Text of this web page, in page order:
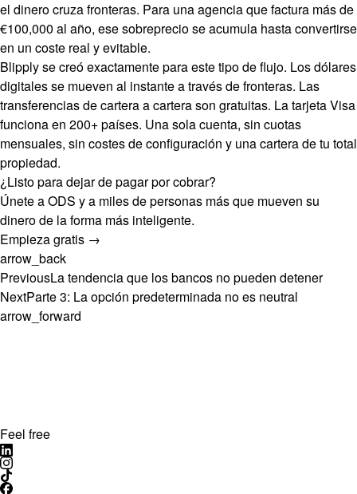
el dinero cruza fronteras. Para una agencia que factura más de
€100,000 al año, ese sobreprecio se acumula hasta convertirse
en un coste real y evitable.
Blipply se creó exactamente para este tipo de flujo. Los dólares
digitales se mueven al instante a través de fronteras. Las
transferencias de cartera a cartera son gratuitas. La tarjeta Visa
funciona en 200+ países. Una sola cuenta, sin cuotas
mensuales, sin costes de configuración y una cartera de tu total
propiedad.
¿Listo para dejar de pagar por cobrar?
Únete a ODS y a miles de personas más que mueven su
dinero de la forma más inteligente.
Empieza gratis →
arrow_back
PreviousLa tendencia que los bancos no pueden detener
NextParte 3: La opción predeterminada no es neutral
arrow_forward
Feel free